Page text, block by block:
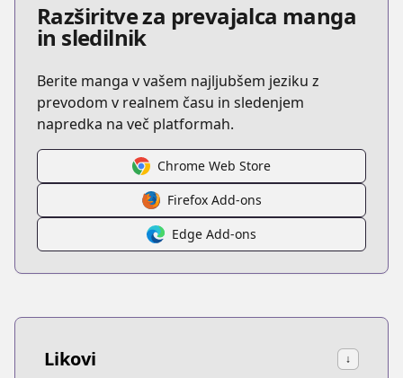
Razširitve za prevajalca manga
in sledilnik
Berite manga v vašem najljubšem jeziku z
prevodom v realnem času in sledenjem
napredka na več platformah.
Chrome Web Store
Firefox Add-ons
Edge Add-ons
Likovi ↓